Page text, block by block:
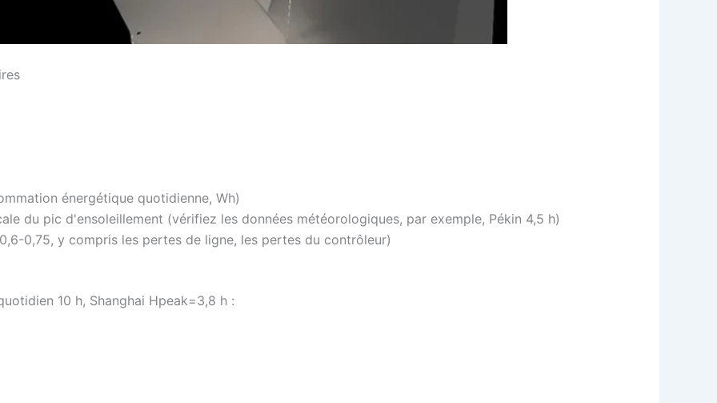
énergétique quotidienne, Wh)
du pic d'ensoleillement (vérifiez les données météorologiques, par exemple, Pékin 4,5 h)
0,75, y compris les pertes de ligne, les pertes du contrôleur)
10 h, Shanghai Hpeak=3,8 h :